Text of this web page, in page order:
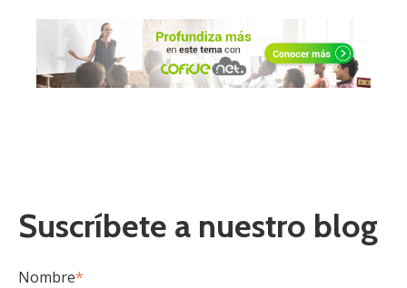
Suscríbete a nuestro blog
Nombre*